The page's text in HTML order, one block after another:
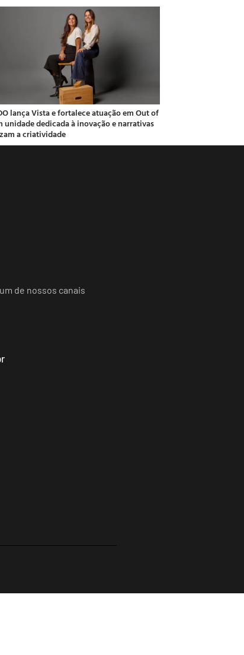
lança Vista e fortalece atuação em Out of
unidade dedicada à inovação e narrativas
a criatividade
de nossos canais